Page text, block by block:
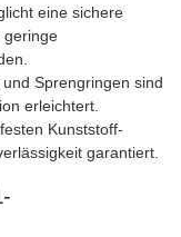
eine sichere
geringe
Sprengringen sind
erleichtert.
Kunststoff-
garantiert.